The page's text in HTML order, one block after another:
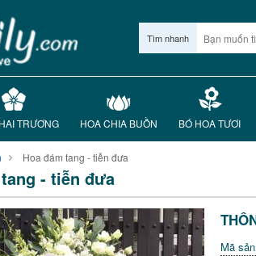
Tìm nhanh
TRƯƠNG HOA CHIA BUỒN BÓ HOA TƯƠI
Hoa đám tang - tiễn đưa
- tiễn đưa
Mã